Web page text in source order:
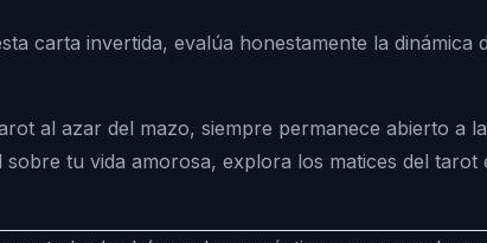
carta invertida, evalúa honestamente la dinámica
al azar del mazo, siempre permanece abierto a
tu vida amorosa, explora los matices del tarot